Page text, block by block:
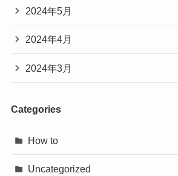
2024年5月
2024年4月
2024年3月
Categories
How to
Uncategorized